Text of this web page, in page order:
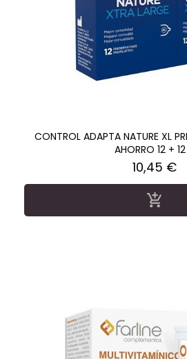
CONTROL ADAPTA NATURE XL
AHORRO 12 +
Precio
10,45 €
